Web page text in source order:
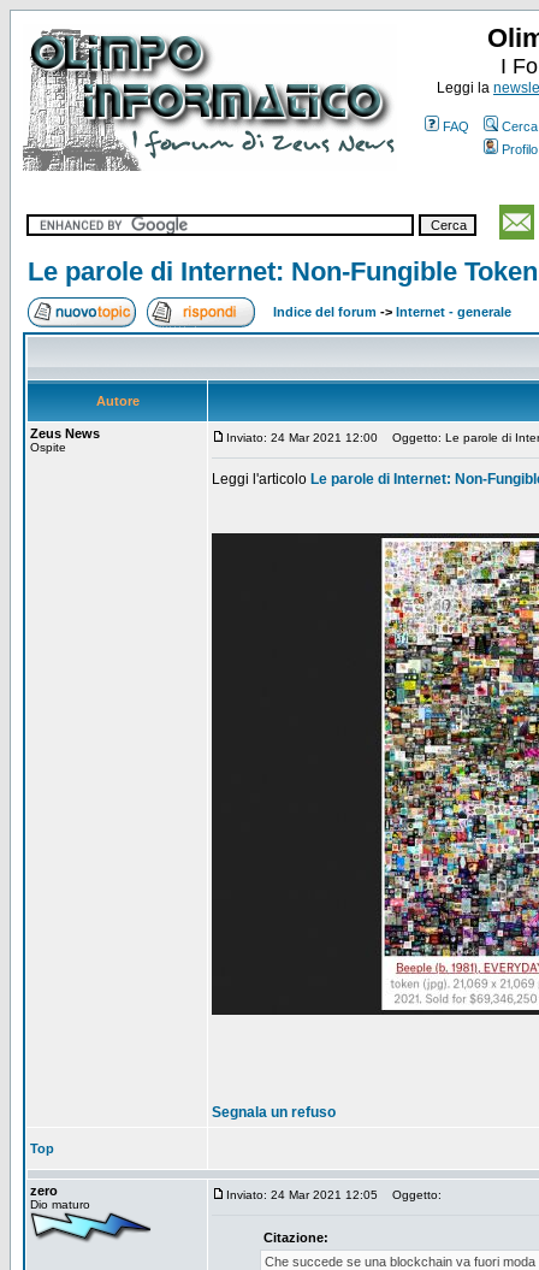
I
Leggi la
FAQ
Cerca
Profilo
Le parole di Internet: Non-Fungible
Indice del forum -> Internet - generale
Autore
Zeus News
Ospite
Inviato: 24 Mar 2021 12:00 Oggetto: Le parole di
Leggi l'articolo Le parole di Internet: Non-
Segnala un refuso
Top
zero
Dio maturo
Inviato: 24 Mar 2021 12:05 Oggetto:
Citazione:
Che succede se una blockchain va fuori